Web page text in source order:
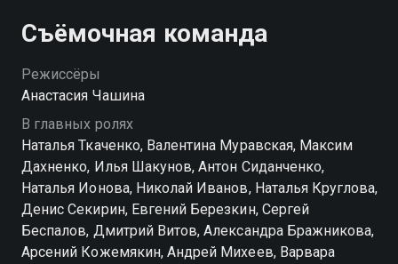
качестве на hophop.tv
Съёмочная команда
Режиссёры
Анастасия Чашина
В главных ролях
Наталья Ткаченко, Валентина Муравская, Максим
Дахненко, Илья Шакунов, Антон Сиданченко,
Наталья Ионова, Николай Иванов, Наталья Круглова,
Денис Секирин, Евгений Березкин, Сергей
Беспалов, Дмитрий Витов, Александра Бражникова,
Арсений Кожемякин, Андрей Михеев, Варвара